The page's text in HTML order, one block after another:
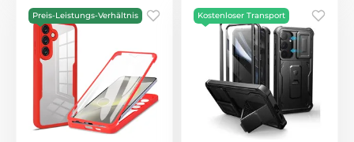
Preis-Leistungs-Verhältnis Kostenloser Transport